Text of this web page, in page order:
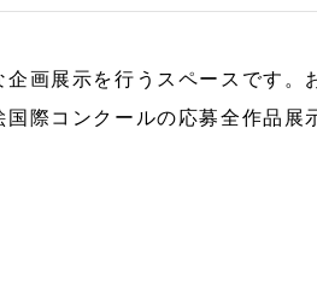
企画展示を行うスペースです。
国際コンクールの応募全作品展